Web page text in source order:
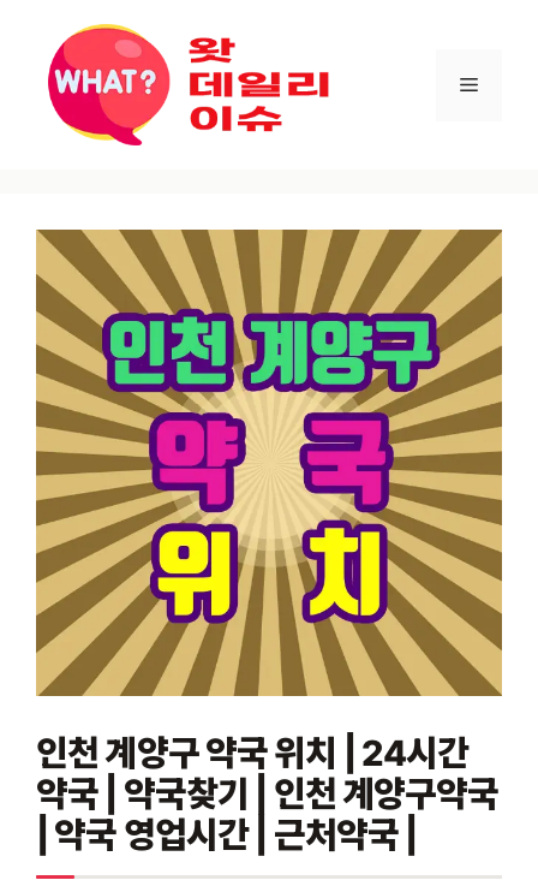
건너뛰기
메뉴
인천 계양구 약국 위치 | 24시간
약국 | 약국찾기 | 인천 계양구약국
| 약국 영업시간 | 근처약국 |